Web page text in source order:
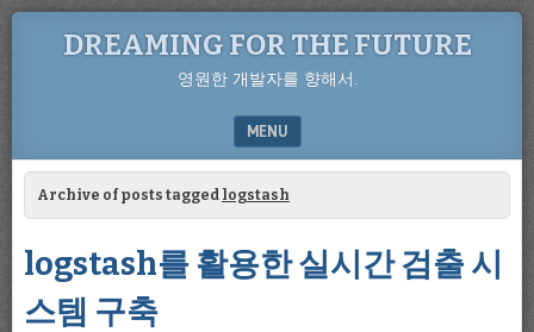
DREAMING FOR THE FUTURE
영원한 개발자를 향해서.
MENU
SKIP TO CONTENT
Archive of posts tagged logstash
logstash를 활용한 실시간 검출 시
스템 구축